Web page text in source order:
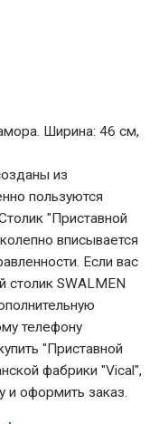
Ширина: 46 см,
из
пользуются
"Приставной
вписывается
Если вас
столик SWALMEN
телефону
"Приставной
фабрики "Vical",
и оформить заказ.